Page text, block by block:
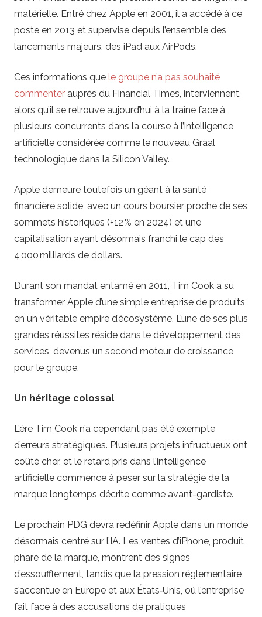
matérielle. Entré chez Apple en 2001, il a accédé à ce
poste en 2013 et supervise depuis l’ensemble des
lancements majeurs, des iPad aux AirPods.
Ces informations que le groupe n’a pas souhaité
commenter auprès du Financial Times, interviennent,
alors qu’il se retrouve aujourd’hui à la traîne face à
plusieurs concurrents dans la course à l’intelligence
artificielle considérée comme le nouveau Graal
technologique dans la Silicon Valley.
Apple demeure toutefois un géant à la santé
financière solide, avec un cours boursier proche de ses
sommets historiques (+12 % en 2024) et une
capitalisation ayant désormais franchi le cap des
4 000 milliards de dollars.
Durant son mandat entamé en 2011, Tim Cook a su
transformer Apple d’une simple entreprise de produits
en un véritable empire d’écosystème. L’une de ses plus
grandes réussites réside dans le développement des
services, devenus un second moteur de croissance
pour le groupe.
Un héritage colossal
L’ère Tim Cook n’a cependant pas été exempte
d’erreurs stratégiques. Plusieurs projets infructueux ont
coûté cher, et le retard pris dans l’intelligence
artificielle commence à peser sur la stratégie de la
marque longtemps décrite comme avant-gardiste.
Le prochain PDG devra redéfinir Apple dans un monde
désormais centré sur l’IA. Les ventes d’iPhone, produit
phare de la marque, montrent des signes
d’essoufflement, tandis que la pression réglementaire
s’accentue en Europe et aux États‑Unis, où l’entreprise
fait face à des accusations de pratiques